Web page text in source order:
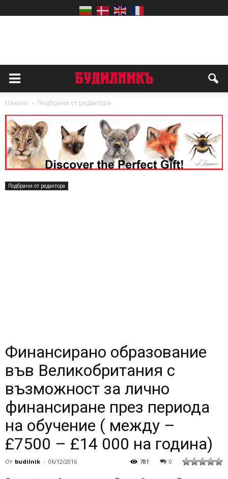
Начало Подбрани от редактора
Подбрани от редактора
Финансирано образование
във Великобритания с
възможност за лично
финансиране през периода
на обучение ( между –
£7500 – £14 000 на година)
От budilnik - 06/12/2016 0
781